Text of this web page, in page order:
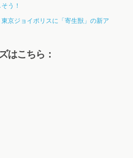
う！
京ジョイポリスに「寄生獣」の新ア
はこちら：